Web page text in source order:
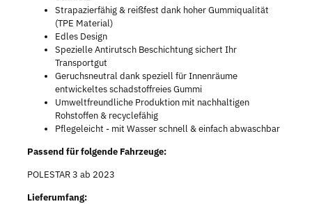
Strapazierfähig & reißfest dank hoher Gummiqualität
(TPE Material)
Edles Design
Spezielle Antirutsch Beschichtung sichert Ihr
Transportgut
Geruchsneutral dank speziell für Innenräume
entwickeltes schadstoffreies Gummi
Umweltfreundliche Produktion mit nachhaltigen
Rohstoffen & recyclefähig
Pflegeleicht - mit Wasser schnell & einfach abwaschbar
Passend für folgende Fahrzeuge:
POLESTAR 3 ab 2023
Lieferumfang: